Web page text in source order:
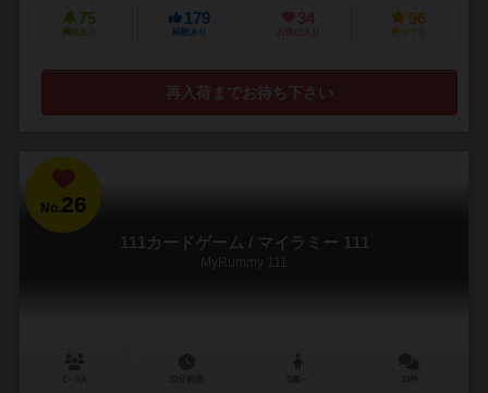
75
興味あり
179
経験あり
34
お気に入り
96
持ってる
再入荷までお待ち下さい
No.26
111カードゲーム / マイラミー 111
MyRummy 111